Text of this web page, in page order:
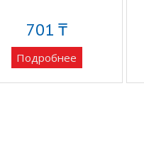
701 ₸
Подробнее